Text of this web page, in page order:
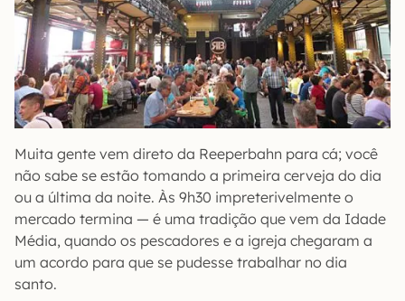
Muita gente vem direto da Reeperbahn para cá; você
não sabe se estão tomando a primeira cerveja do dia
ou a última da noite. Às 9h30 impreterivelmente o
mercado termina — é uma tradição que vem da Idade
Média, quando os pescadores e a igreja chegaram a
um acordo para que se pudesse trabalhar no dia
santo.